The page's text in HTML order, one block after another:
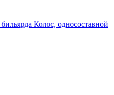
Колос, односоставной